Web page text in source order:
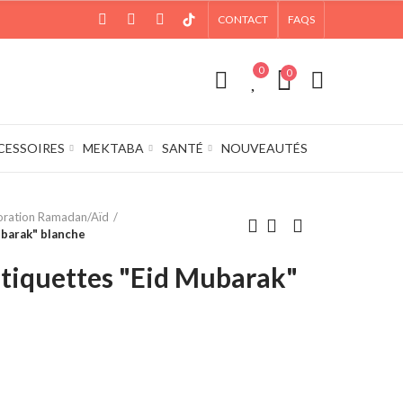
CONTACT FAQS
0 0
MEKTABA SANTÉ NOUVEAUTÉS
Ramadan/Aïd
blanche
"Eid Mubarak"